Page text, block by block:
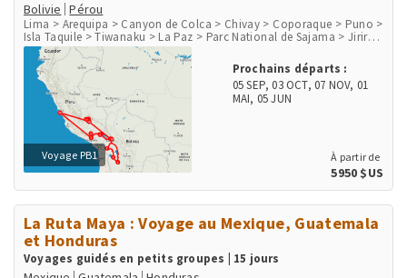
Bolivie Pérou
Lima > Arequipa > Canyon de Colca > Chivay > Coporaque > Puno >
Isla Taquile > Tiwanaku > La Paz > Parc National de Sajama > Jirira
> Salar d'Uyuni > Uyuni > Canyon de Palca > Cusco > Chinchero >
Moray > Salines de Maras > Ollantaytambo > Aguas Calientes, Machu
Picchu Pueblo > Site Inka Machu Picchu > Lares
Voyage PB1
Prochains départs :
05 SEP,03 OCT,07 NOV, 01
MAI, 05 JUN
À partir de
5950 $US
La Ruta Maya : Voyage au Mexique, Guatemala
et Honduras
Voyages guidés en petits groupes | 15 jours